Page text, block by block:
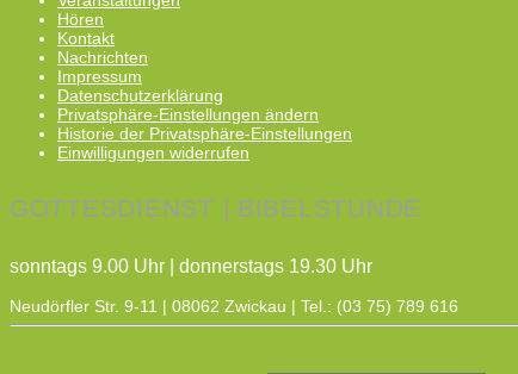
Hören
Kontakt
Nachrichten
Impressum
Datenschutzerklärung
Privatsphäre-Einstellungen ändern
Historie der Privatsphäre-Einstellungen
Einwilligungen widerrufen
GOTTESDIENST | BIBELSTUNDE
sonntags 9.00 Uhr | donnerstags 19.30 Uhr
Neudörfler Str. 9-11 | 08062 Zwickau | Tel.: (03 75) 789 616